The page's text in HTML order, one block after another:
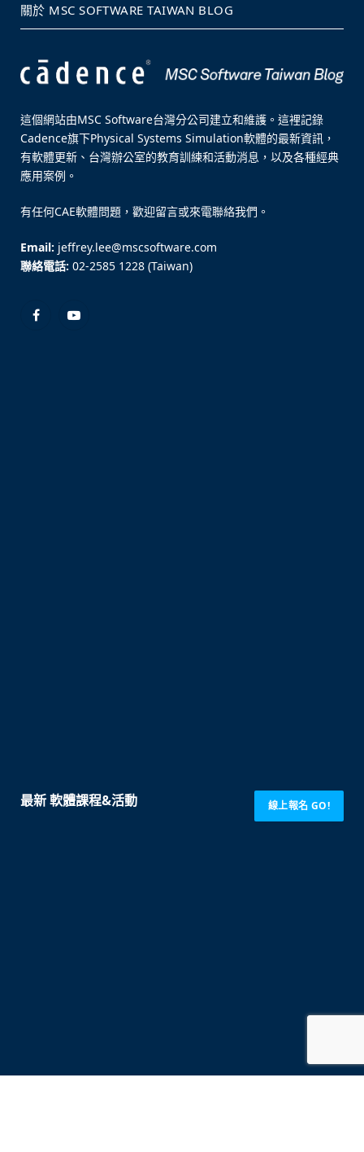
關於 MSC SOFTWARE TAIWAN BLOG
這個網站由MSC Software台灣分公司建立和維護。這裡記錄
Cadence旗下Physical Systems Simulation軟體的最新資訊，
有軟體更新、台灣辦公室的教育訓練和活動消息，以及各種經典
應用案例。
有任何CAE軟體問題，歡迎留言或來電聯絡我們。
Email: jeffrey.lee@mscsoftware.com
聯絡電話: 02-2585 1228 (Taiwan)
FacebookYouTube
最新 軟體課程&活動 線上報名 GO!